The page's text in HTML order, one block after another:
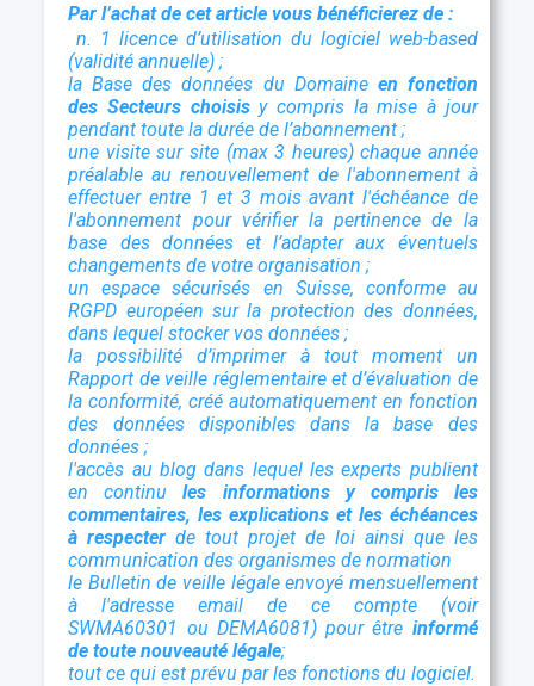
Par l’achat de cet article vous bénéficierez de :
n. 1 licence d’utilisation du logiciel web-based
(validité annuelle) ;
la Base des données du Domaine en fonction
des Secteurs choisisy compris la mise à jour
pendant toute la durée de l’abonnement ;
une visite sur site (max 3 heures) chaque année
préalable au renouvellement de l'abonnement à
effectuer entre 1 et 3 mois avant l'échéance de
l'abonnement pour vérifier la pertinence de la
base des données et l’adapter aux éventuels
changements de votre organisation ;
un espace sécurisés en Suisse, conforme au
RGPD européen sur la protection des données,
dans lequel stocker vos données ;
la possibilité d’imprimer à tout moment un
Rapport de veille réglementaire et d’évaluation de
la conformité, créé automatiquement en fonction
des données disponibles dans la base des
données ;
l'accès au blog dans lequel les experts publient
en continules informations y compris les
commentaires, les explications et les échéances
à respecter de tout projet de loi ainsi que les
communication des organismes de normation
le Bulletin de veille légale envoyé mensuellement
à l'adresse email de ce compte (voir
SWMA60301 ou DEMA6081) pour être informé
de toute nouveauté légale;
tout ce qui est prévu par les fonctions du logiciel.